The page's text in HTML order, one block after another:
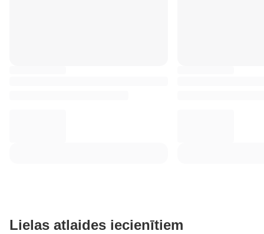
Lielas atlaides iecienītiem